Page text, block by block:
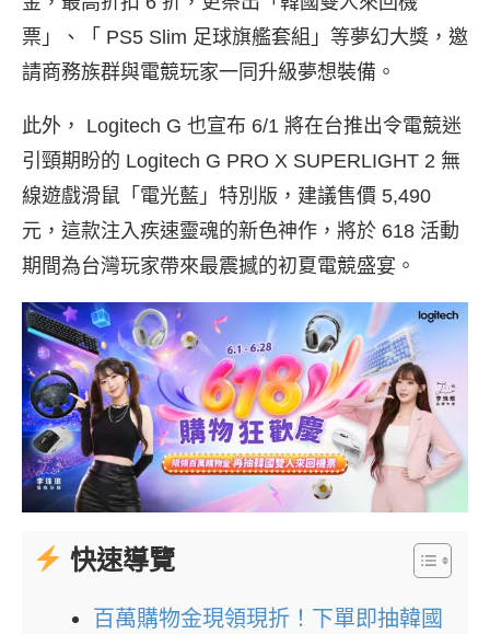
票」、「 PS5 Slim 足球旗艦套組」等夢幻大獎，邀
請商務族群與電競玩家一同升級夢想裝備。
此外， Logitech G 也宣布 6/1 將在台推出令電競迷
引頸期盼的 Logitech G PRO X SUPERLIGHT 2 無
線遊戲滑鼠「電光藍」特別版，建議售價 5,490
元，這款注入疾速靈魂的新色神作，將於 618 活動
期間為台灣玩家帶來最震撼的初夏電競盛宴。
快速導覽
百萬購物金現領現折！下單即抽韓國